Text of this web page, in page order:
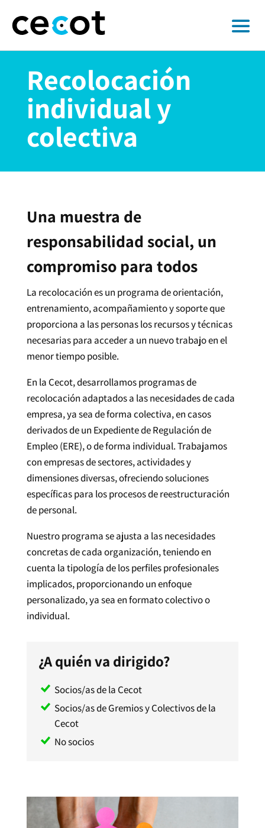
Recolocación
individual y
colectiva
Una muestra de
responsabilidad social, un
compromiso para todos
La recolocación es un programa de orientación,
entrenamiento, acompañamiento y soporte que
proporciona a las personas los recursos y técnicas
necesarias para acceder a un nuevo trabajo en el
menor tiempo posible.
En la Cecot, desarrollamos programas de
recolocación adaptados a las necesidades de cada
empresa, ya sea de forma colectiva, en casos
derivados de un Expediente de Regulación de
Empleo (ERE), o de forma individual. Trabajamos
con empresas de sectores, actividades y
dimensiones diversas, ofreciendo soluciones
específicas para los procesos de reestructuración
de personal.
Nuestro programa se ajusta a las necesidades
concretas de cada organización, teniendo en
cuenta la tipología de los perfiles profesionales
implicados, proporcionando un enfoque
personalizado, ya sea en formato colectivo o
individual.
¿A quién va dirigido?
Socios/as de la Cecot
Socios/as de Gremios y Colectivos de la
Cecot
No socios